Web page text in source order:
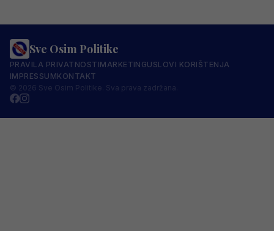
Sve Osim Politike
PRAVILA PRIVATNOSTIMARKETINGUSLOVI KORIŠTENJA
IMPRESSUMKONTAKT
© 2026 Sve Osim Politike. Sva prava zadržana.